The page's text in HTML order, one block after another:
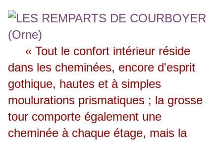
« Tout le confort intérieur réside
dans les cheminées, encore d'esprit
gothique, hautes et à simples
moulurations prismatiques ; la grosse
tour comporte également une
cheminée à chaque étage, mais la